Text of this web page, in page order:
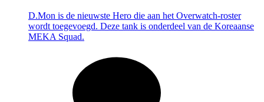
D.Mon is de nieuwste Hero die aan het Overwatch-roster
wordt toegevoegd. Deze tank is onderdeel van de Koreaanse
MEKA Squad.